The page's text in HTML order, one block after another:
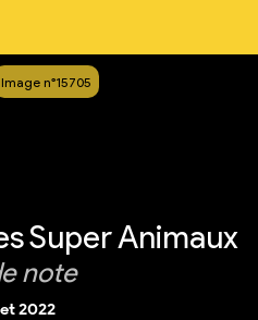
Image n°15705
Super Animaux
note
2022